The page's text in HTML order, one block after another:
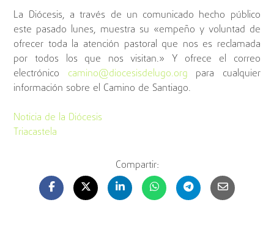
La Diócesis, a través de un comunicado hecho público
este pasado lunes, muestra su «empeño y voluntad de
ofrecer toda la atención pastoral que nos es reclamada
por todos los que nos visitan.» Y ofrece el correo
electrónico camino@diocesisdelugo.org para cualquier
información sobre el Camino de Santiago.
Noticia de la Diócesis
Triacastela
Compartir: